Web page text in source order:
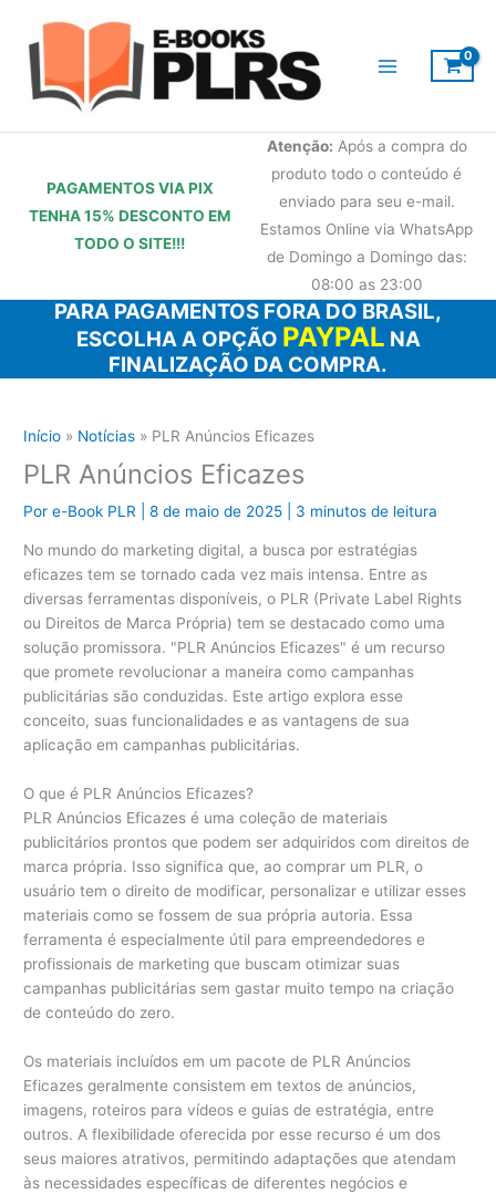
conteúdo
PAGAMENTOS VIA PIX
TENHA 15% DESCONTO EM
TODO O SITE!!!
Atenção: Após a compra do
produto todo o conteúdo é
enviado para seu e-mail.
Estamos Online via WhatsApp
de Domingo a Domingo das:
08:00 as 23:00
PARA PAGAMENTOS FORA DO BRASIL,
ESCOLHA A OPÇÃO PAYPAL NA
FINALIZAÇÃO DA COMPRA.
Início Notícias PLR Anúncios Eficazes
PLR Anúncios Eficazes
Pore-Book PLR |8 de maio de 2025 3 minutos de leitura
No mundo do marketing digital, a busca por estratégias
eficazes tem se tornado cada vez mais intensa. Entre as
diversas ferramentas disponíveis, o PLR (Private Label Rights
ou Direitos de Marca Própria) tem se destacado como uma
solução promissora. "PLR Anúncios Eficazes" é um recurso
que promete revolucionar a maneira como campanhas
publicitárias são conduzidas. Este artigo explora esse
conceito, suas funcionalidades e as vantagens de sua
aplicação em campanhas publicitárias.
O que é PLR Anúncios Eficazes?
PLR Anúncios Eficazes é uma coleção de materiais
publicitários prontos que podem ser adquiridos com direitos de
marca própria. Isso significa que, ao comprar um PLR, o
usuário tem o direito de modificar, personalizar e utilizar esses
materiais como se fossem de sua própria autoria. Essa
ferramenta é especialmente útil para empreendedores e
profissionais de marketing que buscam otimizar suas
campanhas publicitárias sem gastar muito tempo na criação
de conteúdo do zero.
Os materiais incluídos em um pacote de PLR Anúncios
Eficazes geralmente consistem em textos de anúncios,
imagens, roteiros para vídeos e guias de estratégia, entre
outros. A flexibilidade oferecida por esse recurso é um dos
seus maiores atrativos, permitindo adaptações que atendam
às necessidades específicas de diferentes negócios e